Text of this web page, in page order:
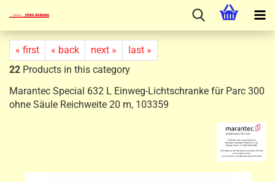
« first « back next »
last »
22 Products in this category
Marantec Special 632 L Einweg-Lichtschranke für Parc 300
ohne Säule Reichweite 20 m, 103359